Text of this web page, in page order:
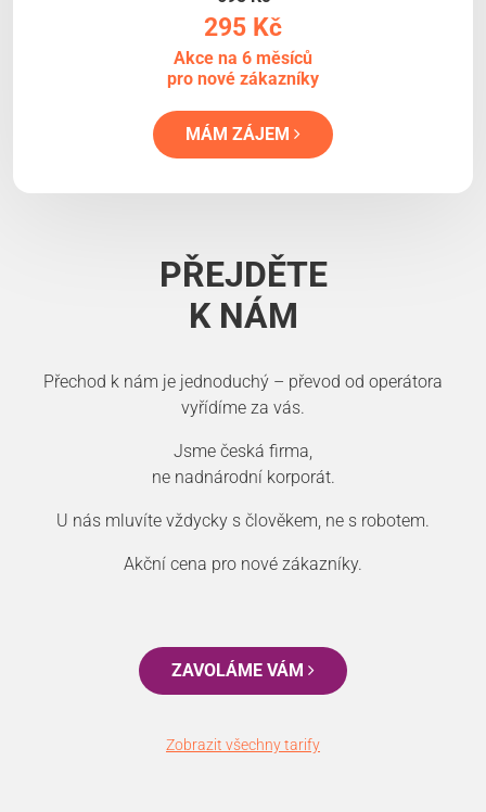
295 Kč
Akce na 6 měsíců
pro nové zákazníky
MÁM ZÁJEM
PŘEJDĚTE
K NÁM
Přechod k nám je jednoduchý – převod od operátora
vyřídíme za vás.
Jsme česká firma,
ne nadnárodní korporát.
U nás mluvíte vždycky s člověkem, ne s robotem.
Akční cena pro nové zákazníky.
ZAVOLÁME VÁM
Zobrazit všechny tarify